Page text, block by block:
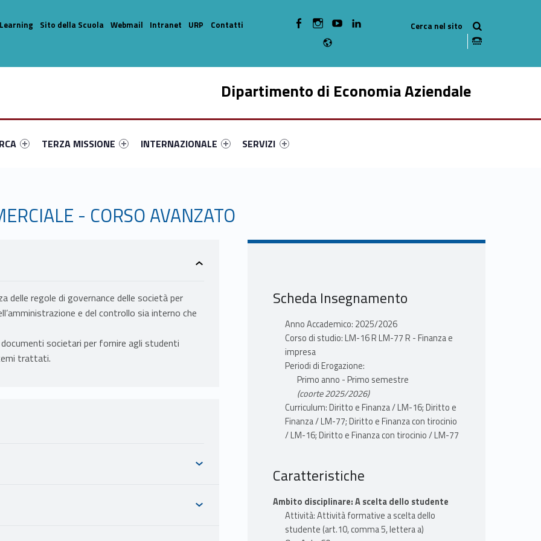
Dipartimento di Economia Aziendale
primary-28357-14
#link-menu-primary-19446-33
Link identifier #link-menu-primary-97158-44
TERZA MISSIONE
Link identifier #link-menu-primary-713-49
INTERNAZIONALE
Link identifier #link-menu-primary-36937-59
SERVIZI
Sito della Scuola Webmail Intranet URP
Contatti
WebMan on Facebook
WebMan on Instagram
WebMan on Youtube
- CORSO AVANZATO
delle regole di governance delle società per
e del controllo sia interno che
societari per fornire agli studenti
trattati.
Scheda Insegnamento
Anno Accademico: 2025/2026
Corso di studio: LM-16 R LM-77 R - Finanza e
impresa
Periodi di Erogazione:
Primo anno - Primo semestre
(coorte 2025/2026)
Curriculum: Diritto e Finanza / LM-16; Diritto e
Finanza / LM-77; Diritto e Finanza con tirocinio
/ LM-16; Diritto e Finanza con tirocinio / LM-77
Caratteristiche
Ambito disciplinare: A scelta dello studente
Attività: Attività formative a scelta dello
studente (art.10, comma 5, lettera a)